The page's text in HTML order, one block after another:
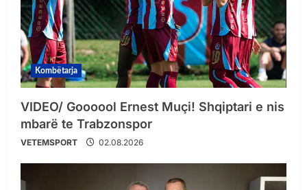
Kombëtarja
VIDEO/ Goooool Ernest Muçi! Shqiptari e nis
mbarë te Trabzonspor
VETEMSPORT 02.08.2026